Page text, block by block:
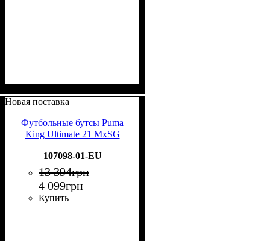
Новая поставка
Футбольные бутсы Puma
King Ultimate 21 MxSG
107098-01-EU
13 394грн
4 099грн
Купить